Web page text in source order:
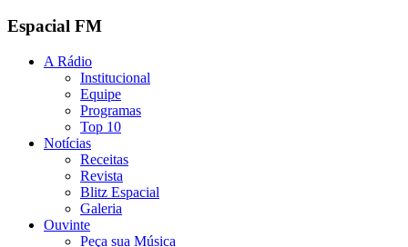
Espacial FM
A Rádio
Institucional
Equipe
Programas
Top 10
Notícias
Receitas
Revista
Blitz Espacial
Galeria
Ouvinte
Peça sua Música